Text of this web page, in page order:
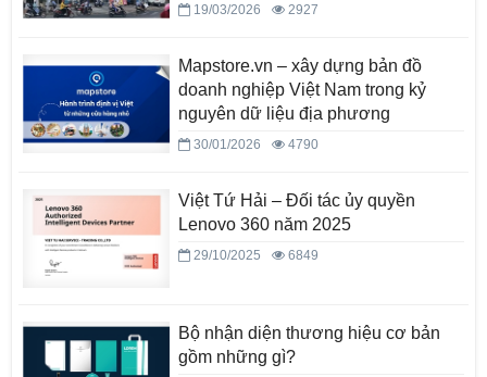
19/03/2026 2927
Mapstore.vn – xây dựng bản đồ
doanh nghiệp Việt Nam trong kỷ
nguyên dữ liệu địa phương
30/01/2026 4790
Việt Tứ Hải – Đối tác ủy quyền
Lenovo 360 năm 2025
29/10/2025 6849
Bộ nhận diện thương hiệu cơ bản
gồm những gì?